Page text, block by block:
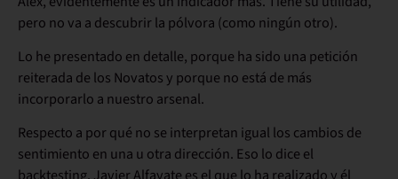
pero no va a descubrir la pólvora (como ningún otro).
Lo he presentado en detalle, porque ha sido una petición
reiterada de los Novatos y porque no está de más
incorporarlo a nuestro arsenal.
Respecto a por qué no se interpretan igual los cambios de
sentimiento en una u otra dirección. Eso lo dice el